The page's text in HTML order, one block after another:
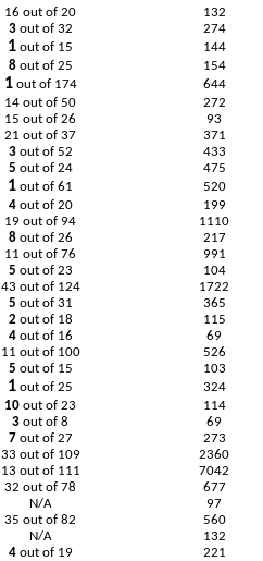
16 out of 20 132
3out of 32 274
1 out of 15 144
8out of 25 154
1out of 174 644
14 out of 50 272
15 out of 26 93
21 out of 37 371
3out of 52 433
5 out of 24 475
1 out of 61 520
4out of 20 199
19 out of 94 1110
8out of 26 217
11 out of 76 991
5 out of 23 104
43 out of 124 1722
5 out of 31 365
2out of 18 115
4out of 16 69
11 out of 100 526
5 out of 15 103
1 out of 25 324
10 out of 23 114
3 out of 8 69
7out of 27 273
33 out of 109 2360
13 out of 111 7042
32 out of 78 677
N/A 97
35 out of 82 560
N/A 132
4out of 19 221